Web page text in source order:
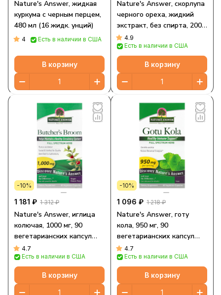
Nature's Answer, жидкая
куркума с черным перцем,
480 мл (16 жидк. унций)
4 Есть в наличии в США
В корзину
Nature's Answer, скорлупа
черного ореха, жидкий
экстракт, без спирта, 2000
мг, 30 мл (1 жидк. унция)
4.9
Есть в наличии в США
В корзину
-10%
1 181 ₽ 1 312 ₽
Nature's Answer, иглица
колючая, 1000 мг, 90
вегетарианских капсул
(500 мг в 1 капсуле)
4.7
Есть в наличии в США
В корзину
-10%
1 096 ₽ 1 218 ₽
Nature's Answer, готу
кола, 950 мг, 90
вегетарианских капсул
(475 мг в 1 капсуле)
4.7
Есть в наличии в США
В корзину